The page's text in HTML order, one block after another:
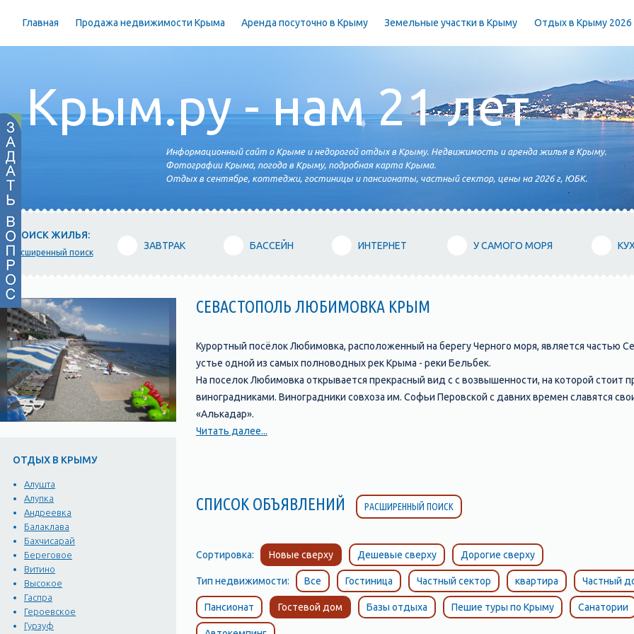
Главная Продажа недвижимости Крыма Аренда посуточно в Крыму Земельные участки в Крыму Отдых в Крыму 2026
Крым.ру - нам 21 лет
Информационный сайт о Крыме и недорогой отдых в Крыму. Недвижимость и аренда жилья в Крыму.
Фотографии Крыма, погода в Крыму, подробная карта Крыма.
Отдых в сентябре, коттеджи, гостиницы и пансионаты, частный сектор, цены на 2026 г, ЮБК.
ПОИСК ЖИЛЬЯ:
расширенный поиск
ЗАВТРАК БАССЕЙН ИНТЕРНЕТ У САМОГО МОРЯ
ОТДЫХ В КРЫМУ
Алушта
Алупка
Андреевка
Балаклава
Бахчисарай
Береговое
Витино
Высокое
Гаспра
Героевское
Гурзуф
СЕВАСТОПОЛЬ ЛЮБИМОВКА КРЫМ
Курортный посёлок Любимовка, расположенный на берегу Черного моря, является частью
устье одной из самых полноводных рек Крыма - реки Бельбек.
На поселок Любимовка открывается прекрасный вид с с возвышенности, на которой стоит
виноградниками. Виноградники совхоза им. Софьи Перовской с давних времен славятся
«Алькадар».
Поселок Любимовка, Севастополь, славится своим замечательным песчаным пляжем,
Когда говорят об отдыхе в Севастополе, подразумевают отдых в окрестных курортных
и множеством разнообразных курортных учреждений. Любимовка - один из таких
множество пляжных развлечений. На пляже есть пункты проката пляжного оборудования,
Здесь можно поиграть в бильярд, заняться дайвингом. Любителей недорогого отдыха в
отведать свежую морскую рыбу, приготовленную по местным рецептам, в уютных кафе и
мускаты.
Достопримечательности Любимовки , Крым
Читать далее...
СПИСОК ОБЪЯВЛЕНИЙ РАСШИРЕННЫЙ ПОИСК
Сортировка: Новые сверху Дешевые сверху Дорогие сверху
Тип недвижимости: Все Гостиница Частный сектор квартира Частный
Пансионат Гостевой дом Базы отдыха Пешие туры по Крыму Санатории